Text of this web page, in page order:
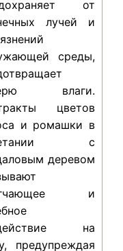
от
лучей и
среды,
влаги.
цветов
и ромашки в
с
деревом
и
на
предупреждая